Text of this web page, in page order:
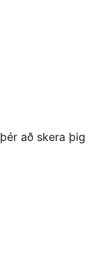
að skera þig